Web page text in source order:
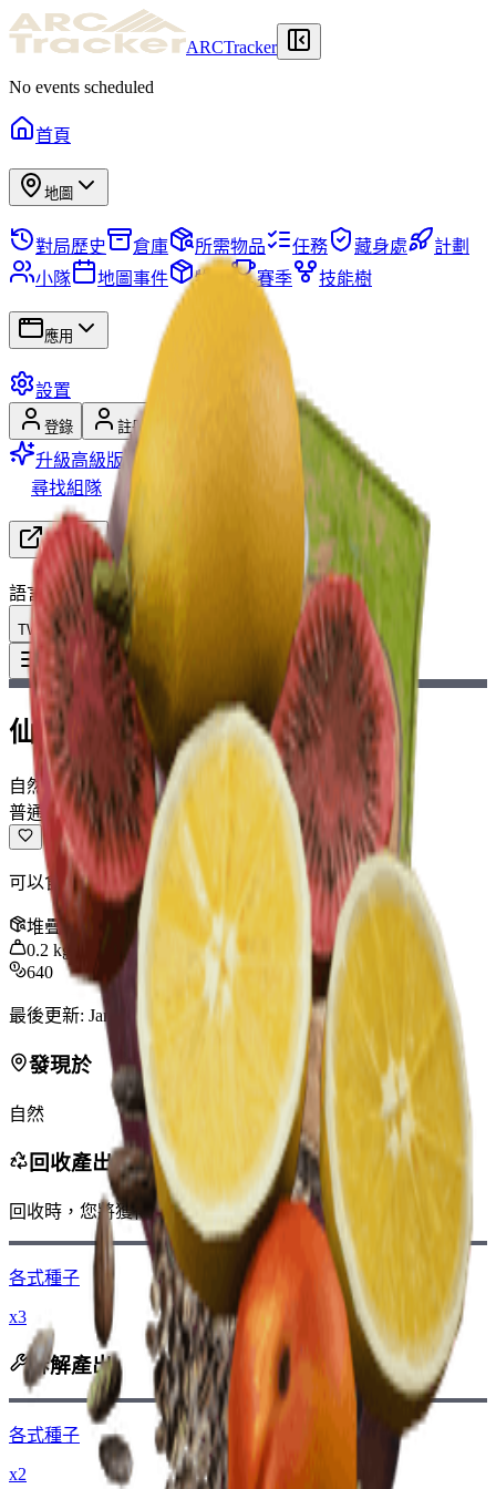
ARCTracker
No events scheduled
首頁
地圖
對局歷史 倉庫 所需物品 任務 藏身處
計劃
小隊
地圖事件 物品 賽季 技能樹
應用
設置
登錄 註冊
升級高級版
尋找組隊
資源
語言
TW 繁體中文
Toggle Menu 仙人掌果
仙人掌果
自然資源
普通
可以食用以恢復少量體力。
堆疊 :10
0.2 kg
640
最後更新: Jan 13, 2026
發現於
自然
回收產出
回收時，您將獲得 -340 更少 錢幣
各式種子
x3
拆解產出
各式種子
x2